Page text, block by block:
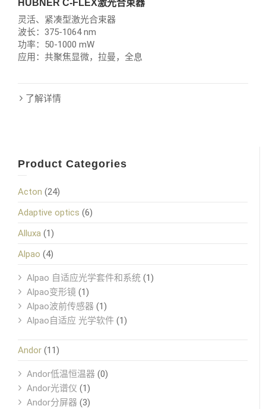
HÜBNER C-FLEX激光合束器
灵活、紧凑型激光合束器
波长：375-1064 nm
功率：50-1000 mW
应用：共聚焦显微，拉曼，全息
了解详情
Product Categories
Acton (24)
Adaptive optics (6)
Alluxa (1)
Alpao (4)
Alpao 自适应光学套件和系统 (1)
Alpao变形镜 (1)
Alpao波前传感器 (1)
Alpao自适应 光学软件 (1)
Andor (11)
Andor低温恒温器 (0)
Andor光谱仪 (1)
Andor分屏器 (3)